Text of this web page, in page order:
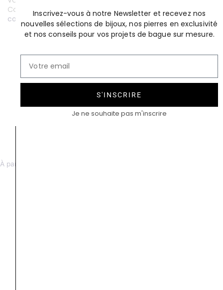
Contactez-nous au01 53 81 69 08
contact@compagniedesgemmes.com
À partir de 5300 €
Inscrivez-vous à notre Newsletter et recevez nos
nouvelles sélections de bijoux, nos pierres en exclusivité
et nos conseils pour vos projets de bague sur mesure.
S'INSCRIRE
Je ne souhaite pas m'inscrire